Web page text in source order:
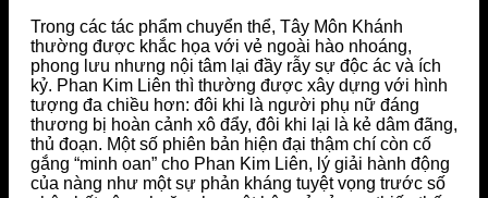
Trong các tác phẩm chuyển thể, Tây Môn Khánh
thường được khắc họa với vẻ ngoài hào nhoáng,
phong lưu nhưng nội tâm lại đầy rẫy sự độc ác và ích
kỷ. Phan Kim Liên thì thường được xây dựng với hình
tượng đa chiều hơn: đôi khi là người phụ nữ đáng
thương bị hoàn cảnh xô đẩy, đôi khi lại là kẻ dâm đãng,
thủ đoạn. Một số phiên bản hiện đại thậm chí còn cố
gắng “minh oan” cho Phan Kim Liên, lý giải hành động
của nàng như một sự phản kháng tuyệt vọng trước số